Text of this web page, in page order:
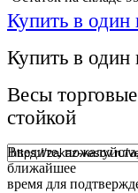
Купить в один
Купить в один
Весы
стойкой
Введите,
ближайшее
время для